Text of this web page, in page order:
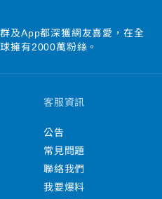
及App都深獲網友喜愛，在全
擁有2000萬粉絲。
客服資訊
公告
常見問題
聯絡我們
我要爆料